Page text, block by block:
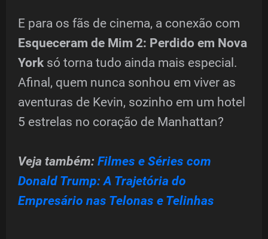
E para os fãs de cinema, a conexão com
Esqueceram de Mim 2: Perdido em Nova
York só torna tudo ainda mais especial.
Afinal, quem nunca sonhou em viver as
aventuras de Kevin, sozinho em um hotel
5 estrelas no coração de Manhattan?
Veja também: Filmes e Séries com
Donald Trump: A Trajetória do
Empresário nas Telonas e Telinhas